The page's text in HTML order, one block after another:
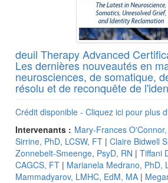
deuil Therapy Advanced
Les dernières nouveautés en
neurosciences, de somatique,
résolu et de reconquête de
Crédit disponible - Cliquez ici pour plus
Intervenants : Mary-Frances
Sirrine, PhD, LCSW, FT | Claire Bidwell
Zonnebelt-Smeenge, PsyD, RN | Tiffani
CAGCS, FT | Marianela Medrano, PhD,
Mammadyarov, LMHC, EdM, MA |